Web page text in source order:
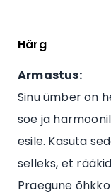
Härg
Armastus:
Sinu ümber on
soe ja
esile. Kasuta
selleks, et
Praegune